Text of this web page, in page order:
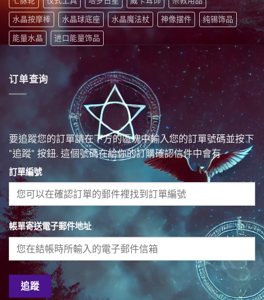
能量水晶
进口能量饰品
要追蹤您的訂單請在下方的區塊中輸入您的訂單號碼並按下
"追蹤" 按鈕. 這個號碼在給你的訂購確認信件中會有
訂單編號
帳單寄送電子郵件地址
追蹤